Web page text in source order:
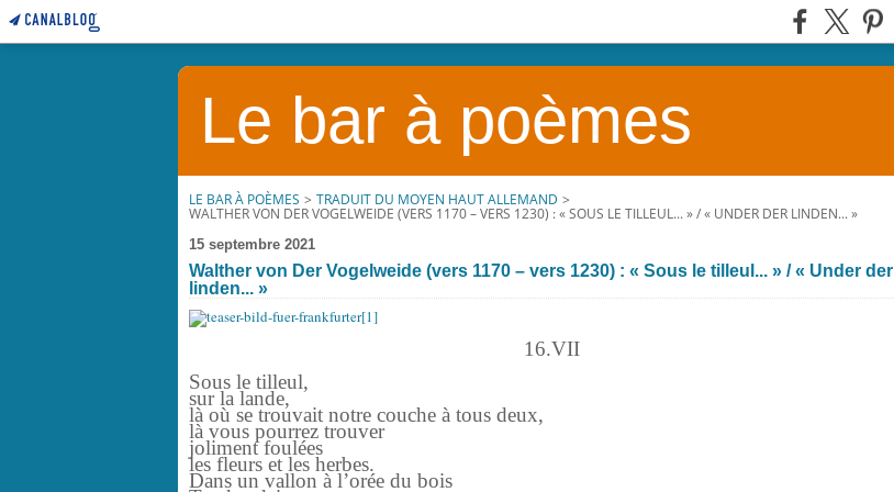
Le bar à poèmes
LE BAR À POÈMES > TRADUIT DU MOYEN HAUT ALLEMAND >
WALTHER VON DER VOGELWEIDE (VERS 1170 – VERS 1230) : « SOUS LE TILLEUL... » / « UNDER DER LINDEN... »
15 septembre 2021
Walther von Der Vogelweide (vers 1170 – vers 1230) : « Sous le tilleul... » / « Under der
linden... »
16.VII
Sous le tilleul,
sur la lande,
là où se trouvait notre couche à tous deux,
là vous pourrez trouver
joliment foulées
les fleurs et les herbes.
Dans un vallon à l’orée du bois